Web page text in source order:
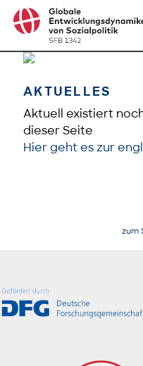
AKTUELLES
Aktuell existiert
dieser Seite
Hier geht es zur
zum